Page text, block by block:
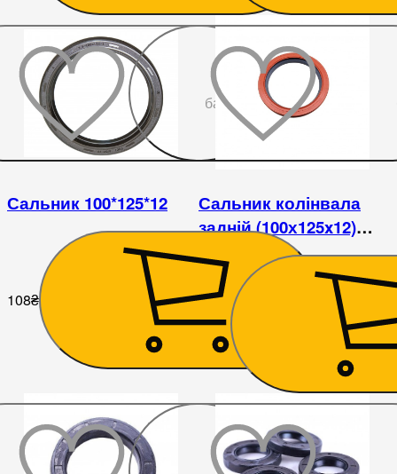
бажаного
Сальник 100*125*12
108₴
Сальник колінвала
задній (100х125x12)
Foton/Lovol 244, 504
225₴
До